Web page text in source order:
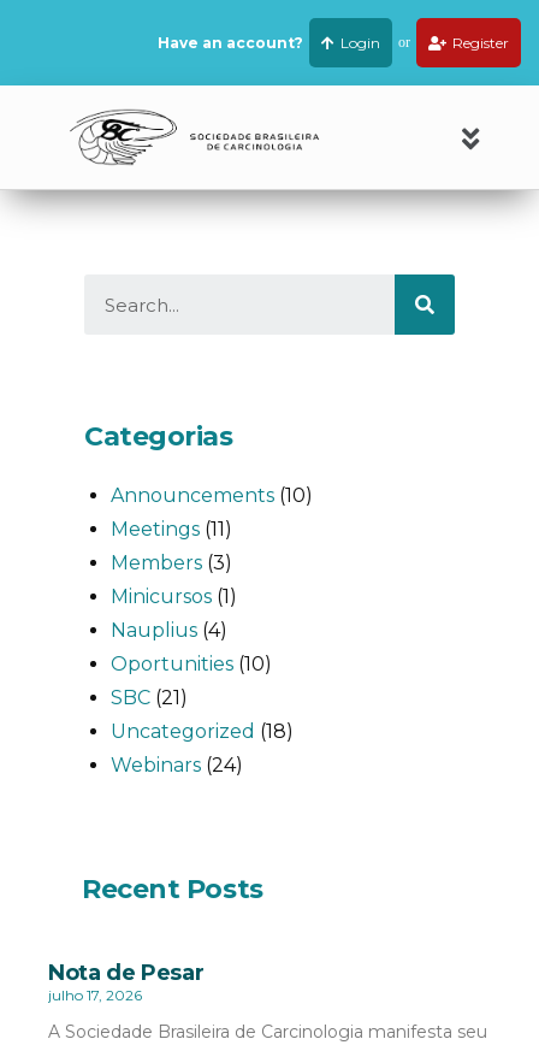
Have an account? Login or Register
Categorias
Announcements (10)
Meetings (11)
Members (3)
Minicursos (1)
Nauplius (4)
Oportunities (10)
SBC (21)
Uncategorized (18)
Webinars (24)
Recent Posts
Nota de Pesar
julho 17, 2026
A Sociedade Brasileira de Carcinologia manifesta seu